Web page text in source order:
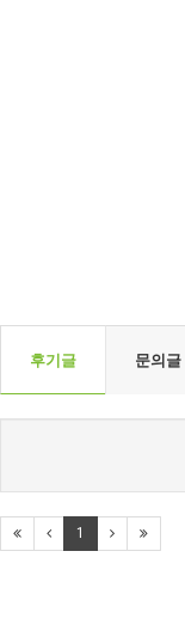
후기글 문의글
1